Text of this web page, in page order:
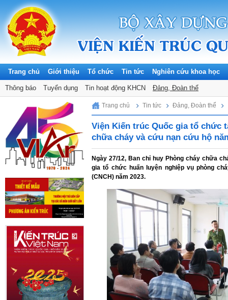
Trang chủ Giới thiệu Tổ chức Tin tức
Thông báo Tuyển dụng Tin hoạt động KHCN Đảng, Đoàn thể
Nghiên cứu khoa học
Saturday, 08/08/2026
Trang chủ Tin tức Đảng, Đoàn thể
Viện Kiến trúc Quốc gia tổ chức
chữa cháy và cứu nạn cứu hộ
Ngày 27/12, Ban chỉ huy Phòng cháy chữa
gia tổ chức huấn luyện nghiệp vụ phòng
(CNCH) năm 2023.